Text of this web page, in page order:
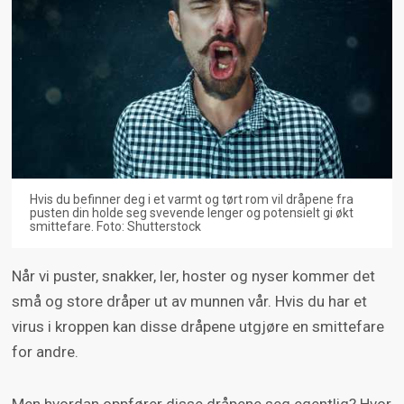
Hvis du befinner deg i et varmt og tørt rom vil dråpene fra
pusten din holde seg svevende lenger og potensielt gi økt
smittefare. Foto: Shutterstock
Når vi puster, snakker, ler, hoster og nyser kommer det
små og store dråper ut av munnen vår. Hvis du har et
virus i kroppen kan disse dråpene utgjøre en smittefare
for andre.